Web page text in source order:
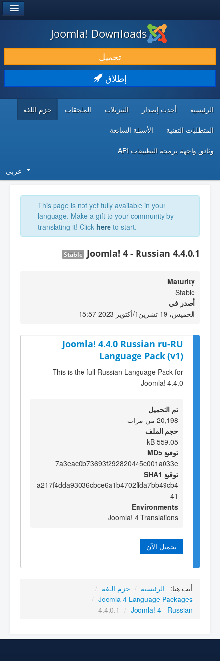
حمل & ومدد
اكتشف & تعلم
Joomla! Downloads
تحميل
إطلاق
الرئيسية أحدث إصدار التنزيلات الملحقات حزم اللغة
المتطلبات التقنية الأسئلة الشائعة
وثائق واجهة برمجة التطبيقات API
عربي
This page is not yet fully available in your
language. Make a gift to your community by
translating it! Click here to start.
Joomla! 4 - Russian 4.4.0.1
Stable
Maturity
Stable
أٌصدر في
الخميس، 19 تشرين1/أكتوير 2023 15:57
Joomla! 4.4.0 Russian ru-RU
Language Pack (v1)
This is the full Russian Language Pack for
Joomla! 4.4.0
تم التحميل
20,198 من مرات
حجم الملف
559.05 kB
توقيع MD5
7a3eac0b73693f292820445c001a033e
توقيع SHA1
a217f4dda93036cbce6a1b4702ffda7bb49cb4
41
Environments
Joomla! 4 Translations
تحميل الآن
أنت هنا: الرئيسية / حزم اللغة /
Joomla 4 Language Packages
/
Joomla! 4 - Russian
/
4.4.0.1